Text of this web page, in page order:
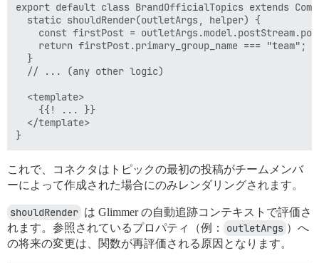
export default class BrandOfficialTopics extends
  static shouldRender(outletArgs, helper) {
const firstPost =
    return firstPost.primary_group_name === "team";
  }
  // ... (any other logic)
  <template>
    {{! ... }}
  </template>
これで、コネクタはトピックの最初の投稿がチームメンバ
ーによって作成された場合にのみレンダリングされます。
shouldRender は Glimmer の自動追跡コンテキストで評価さ
れます。参照されているプロパティ（例：
outletArgs ）へ
の将来の変更は、関数が再評価される原因となります。